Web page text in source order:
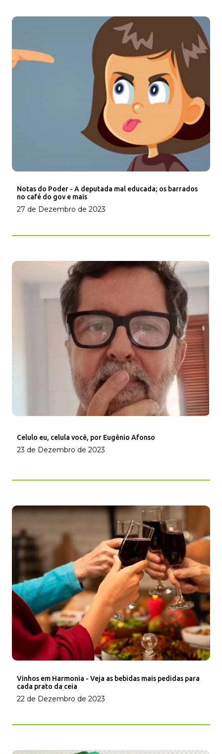
Notas do Poder - A deputada mal educada; os barrados
no café do gov e mais
27 de Dezembro de 2023
Celulo eu, celula você, por Eugênio Afonso
23 de Dezembro de 2023
Vinhos em Harmonia - Veja as bebidas mais pedidas para
cada prato da ceia
22 de Dezembro de 2023